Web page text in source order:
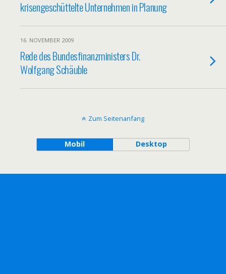
krisengeschüttelte Unternehmen in Planung
16. NOVEMBER 2009
Rede des Bundesfinanzministers Dr.
Wolfgang Schäuble
Zum Seitenanfang
Mobil Desktop